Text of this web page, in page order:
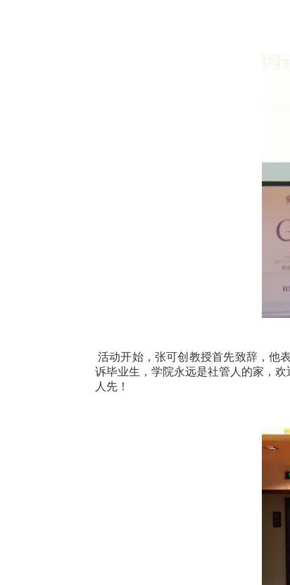
活动开始，张可创教授首先致辞，他
诉毕业生，学院永远是社管人的家，
人先！